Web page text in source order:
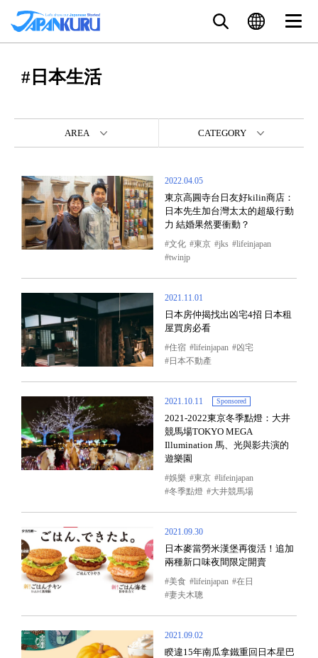
#日本生活
AREA CATEGORY
2022.04.05
東京高圓寺台日友好kilin商店：
日本先生加台灣太太的超級行動
力 結婚果然要衝動？
文化 東京 jks
lifeinjapan
twinjp
2021.11.01
日本房仲揭找出凶宅4招 日本租
屋買房必看
住宿 lifeinjapan
凶宅
日本不動產
2021.10.11 Sponsored
2021-2022東京冬季點燈：大井
競馬場TOKYO MEGA
Illumination 馬、光與影共演的
遊樂園
娛樂 東京
lifeinjapan
冬季點燈
大井競馬場
2021.09.30
日本麥當勞米漢堡再復活！追加
兩種新口味夜間限定開賣
美食 lifeinjapan
在日
妻夫木聰
2021.09.02
睽違15年南瓜拿鐵重回日本星巴